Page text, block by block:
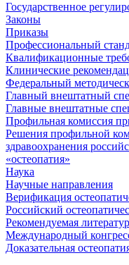
Государственное
Законы
Приказы
Профессиональный
Квалификационные
Клинические
Федеральный
Главный внештатный
Главные внештатные
Профильная комиссия
Решения профильной
здравоохранения
«остеопатия»
Наука
Научные направления
Верификация
Российский
Рекомендуемая
Международный
Доказательная